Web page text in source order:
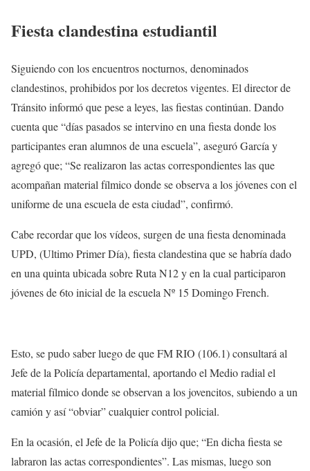
Fiesta clandestina estudiantil
Siguiendo con los encuentros nocturnos, denominados
clandestinos, prohibidos por los decretos vigentes. El director de
Tránsito informó que pese a leyes, las fiestas continúan. Dando
cuenta que “días pasados se intervino en una fiesta donde los
participantes eran alumnos de una escuela”, aseguró García y
agregó que; “Se realizaron las actas correspondientes las que
acompañan material fílmico donde se observa a los jóvenes con el
uniforme de una escuela de esta ciudad”, confirmó.
Cabe recordar que los vídeos, surgen de una fiesta denominada
UPD, (Ultimo Primer Día), fiesta clandestina que se habría dado
en una quinta ubicada sobre Ruta N12 y en la cual participaron
jóvenes de 6to inicial de la escuela Nº 15 Domingo French.
Esto, se pudo saber luego de que FM RIO (106.1) consultará al
Jefe de la Policía departamental, aportando el Medio radial el
material fílmico donde se observan a los jovencitos, subiendo a un
camión y así “obviar” cualquier control policial.
En la ocasión, el Jefe de la Policía dijo que; “En dicha fiesta se
labraron las actas correspondientes”. Las mismas, luego son